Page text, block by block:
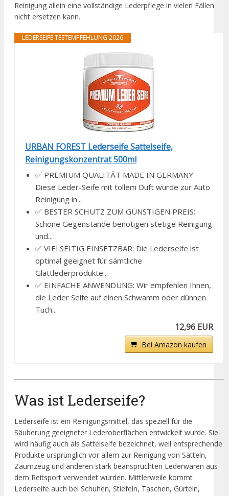
Reinigung allein eine vollständige Lederpflege in vielen Fällen
nicht ersetzen kann.
LEDERSEIFE TESTEMPFEHLUNG 2026
URBAN FOREST Lederseife Sattelseife,
Reinigungskonzentrat 500ml
✅ PREMIUM QUALITÄT MADE IN GERMANY:
Diese Leder-Seife mit tollem Duft wurde zur Auto
Reinigung in...
✅ BESTER SCHUTZ ZUM GÜNSTIGEN PREIS:
Schöne Gegenstände benötigen stetige Reinigung
und...
✅ VIELSEITIG EINSETZBAR: Die Lederseife ist
optimal geeignet für sämtliche
Glattlederprodukte...
✅ EINFACHE ANWENDUNG: Wir empfehlen Ihnen,
die Leder Seife auf einen Schwamm oder dünnen
Tuch...
12,96 EUR
Bei Amazon kaufen
Was ist Lederseife?
Lederseife ist ein Reinigungsmittel, das speziell für die
Säuberung geeigneter Lederoberflächen entwickelt wurde. Sie
wird häufig auch als Sattelseife bezeichnet, weil entsprechende
Produkte ursprünglich vor allem zur Reinigung von Sätteln,
Zaumzeug und anderen stark beanspruchten Lederwaren aus
dem Reitsport verwendet wurden. Mittlerweile kommt
Lederseife auch bei Schuhen, Stiefeln, Taschen, Gürteln,